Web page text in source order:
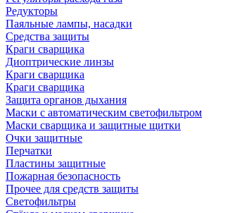
Редукторы
Паяльные лампы, насадки
Средства защиты
Краги сварщика
Диоптрические линзы
Краги сварщика
Краги сварщика
Защита органов дыхания
Маски с автоматическим светофильтром
Маски сварщика и защитные щитки
Очки защитные
Перчатки
Пластины защитные
Пожарная безопасность
Прочее для средств защиты
Светофильтры